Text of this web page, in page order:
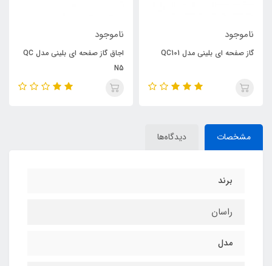
ناموجود
گاز صفحه ای بلینی مدل QC101
ناموجود
اجاق گاز صفحه ای بلینی مدل QC
N5
مشخصات دیدگاه‌ها
برند
راسان
مدل